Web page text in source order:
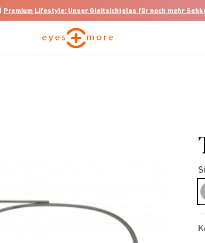
Premium Lifestyle: Unser Gleitsichtglas für noch mehr